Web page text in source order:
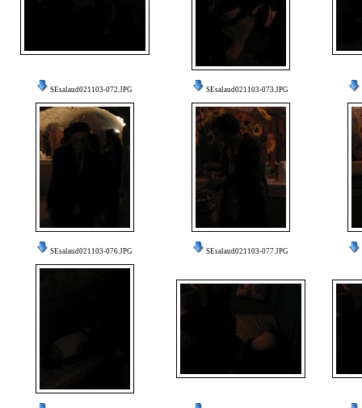
SEsalaud021103-072.JPG SEsalaud021103-073.JPG
SEsalaud021103-076.JPG SEsalaud021103-077.JPG